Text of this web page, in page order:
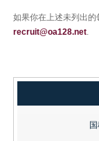
如果你在上述未列出
recruit@oa128.net.